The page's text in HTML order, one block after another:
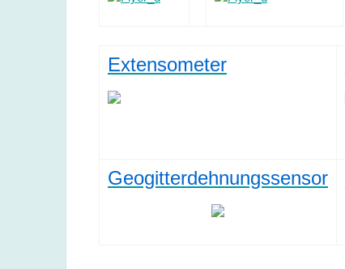
Extensometer
Geogitterdehnungssensor